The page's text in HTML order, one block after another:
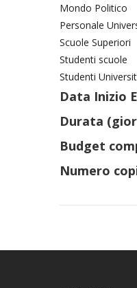
Mondo Politico
Personale
Scuole Superiori
Studenti scuole
Studenti
Data Inizio
Durata
Budget
Numero